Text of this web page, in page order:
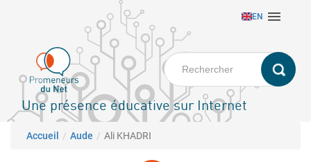
principal
EN 
Une présence éducative sur Internet
Fil d'Ariane
Accueil Aude Ali KHADRI